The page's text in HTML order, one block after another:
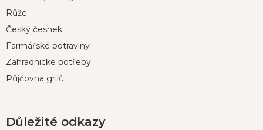
Růže
Český česnek
Farmářské potraviny
Zahradnické potřeby
Půjčovna grilů
Důležité odkazy